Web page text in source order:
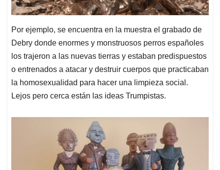
Por ejemplo, se encuentra en la muestra el grabado de
Debry donde enormes y monstruosos perros españoles
los trajeron a las nuevas tierras y estaban predispuestos
o entrenados a atacar y destruir cuerpos que practicaban
la homosexualidad para hacer una limpieza social.
Lejos pero cerca están las ideas Trumpistas.